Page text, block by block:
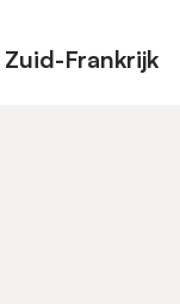
Zuid-Frankrijk